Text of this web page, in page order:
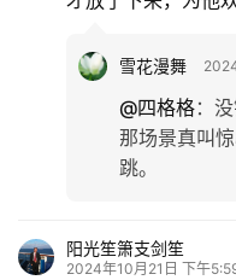
雪花漫舞
@四格格：
那场景真叫
跳。
阳光笙箫支剑笙
2024年10月21日 下午